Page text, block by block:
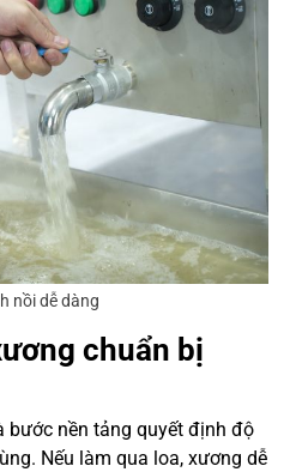
nồi dễ dàng
chuẩn bị
bước nền tảng quyết định độ
Nếu làm qua loa, xương dễ